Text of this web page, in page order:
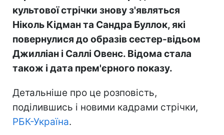
культової стрічки знову з'являться
Ніколь Кідман та Сандра Буллок, які
повернулися до образів сестер-відьом
Джилліан і Саллі Овенс. Відома стала
також і дата прем'єрного показу.
Детальніше про це розповість,
поділившись і новими кадрами стрічки,
РБК-Україна.